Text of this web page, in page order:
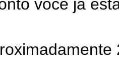
você já